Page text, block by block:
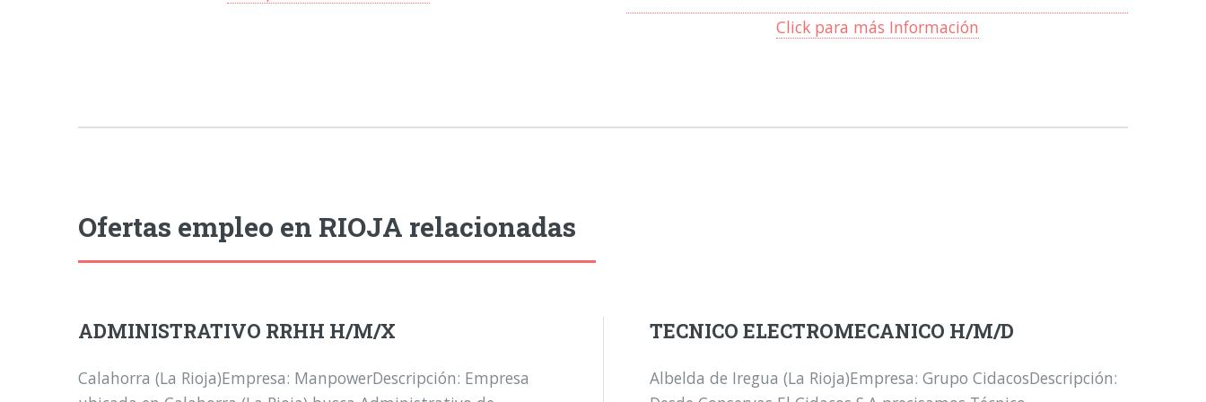
Click para más Información
Ofertas empleo en RIOJA relacionadas
ADMINISTRATIVO RRHH H/M/X
Calahorra (La Rioja)Empresa: ManpowerDescripción: Empresa
TECNICO ELECTROMECANICO H/M/D
Albelda de Iregua (La Rioja)Empresa: Grupo CidacosDescripción: